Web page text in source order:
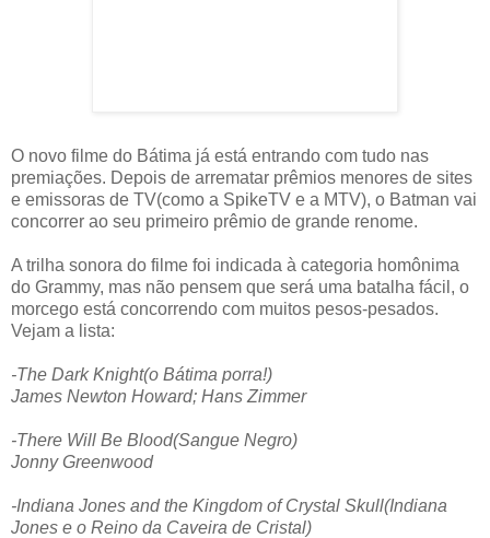
O novo filme do Bátima já está entrando com tudo nas
premiações. Depois de arrematar prêmios menores de sites
e emissoras de TV(como a SpikeTV e a MTV), o Batman vai
concorrer ao seu primeiro prêmio de grande renome.
A trilha sonora do filme foi indicada à categoria homônima
do Grammy, mas não pensem que será uma batalha fácil, o
morcego está concorrendo com muitos pesos-pesados.
Vejam a lista:
-The Dark Knight(o Bátima porra!)
James Newton Howard; Hans Zimmer
-There Will Be Blood(Sangue Negro)
Jonny Greenwood
-Indiana Jones and the Kingdom of Crystal Skull(Indiana
Jones e o Reino da Caveira de Cristal)